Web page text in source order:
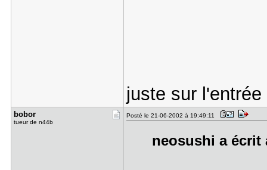
juste sur
bobor
tueur de n44b
Posté le 21-06-2002 à 19:49:11
neosushi a